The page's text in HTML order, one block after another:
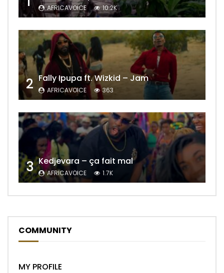
AFRICAVOICE 10.2K
2 Fally Ipupa ft. Wizkid – Jam
AFRICAVOICE 363
3 Kedjevara – ça fait mal
AFRICAVOICE 1.7K
COMMUNITY
MY PROFILE